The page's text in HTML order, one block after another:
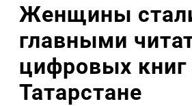
Женщины
главными
цифровых книг
Татарстане